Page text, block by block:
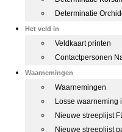
Determinatie
Het veld in
Veldkaart printen
Contactpersonen
Waarnemingen
Waarnemingen
Losse waarneming
Nieuwe streeplijst
Nieuwe streeplijst